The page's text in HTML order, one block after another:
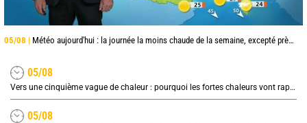
05/08 | Météo aujourd'hui : la journée la moins chaude de la semaine, excepté près de la Méditerranée
05/08
Vers une cinquième vague de chaleur : pourquoi les fortes chaleurs vont rapidement revenir en France
05/08